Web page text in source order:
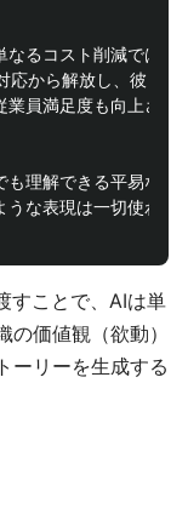
るコスト削減ではな
から解放し、彼ら
員満足度も向上させ
理解できる平易な言
な表現は一切使わ
すことで、AIは単
価値観（欲動）
ーリーを生成する